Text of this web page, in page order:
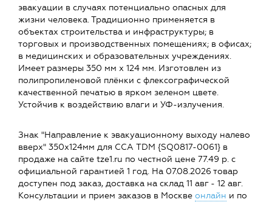
эвакуации в случаях потенциально опасных для
жизни человека. Традиционно применяется в
объектах строительства и инфраструктуры; в
торговых и производственных помещениях; в офисах;
в медицинских и образовательных учреждениях.
Имеет размеры 350 мм х 124 мм. Изготовлен из
полипропиленовой плёнки с флексографической
качественной печатью в ярком зеленом цвете.
Устойчив к воздействию влаги и УФ-излучения.
Знак "Направление к эвакуационному выходу налево
вверх" 350х124мм для ССА TDM {SQ0817-0061} в
продаже на сайте tze1.ru по честной цене 77.49 р. с
официальной гарантией 1 год. На 07.08.2026 товар
доступен под заказ, доставка на склад 11 авг - 12 авг.
Консультации и прием заказов в Москве онлайн и по